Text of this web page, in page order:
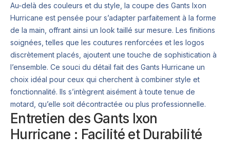
Au-delà des couleurs et du style, la coupe des Gants Ixon
Hurricane est pensée pour s’adapter parfaitement à la forme
de la main, offrant ainsi un look taillé sur mesure. Les finitions
soignées, telles que les coutures renforcées et les logos
discrètement placés, ajoutent une touche de sophistication à
l’ensemble. Ce souci du détail fait des Gants Hurricane un
choix idéal pour ceux qui cherchent à combiner style et
fonctionnalité. Ils s’intègrent aisément à toute tenue de
motard, qu’elle soit décontractée ou plus professionnelle.
Entretien des Gants Ixon
Hurricane : Facilité et Durabilité